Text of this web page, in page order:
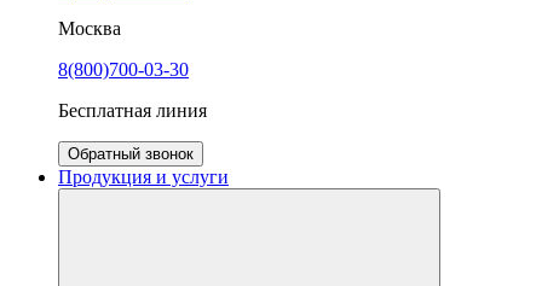
Москва
8(800)700-03-30
Бесплатная линия
Обратный звонок
Продукция и услуги